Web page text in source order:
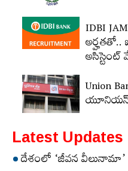
IDBI
అర్హ‌త‌తో..
అసిస్టెంట్‌
Union
యూనియన్
Latest Updates
దేశంలో ‘జీవన